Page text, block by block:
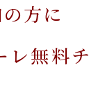
方に
レ無料